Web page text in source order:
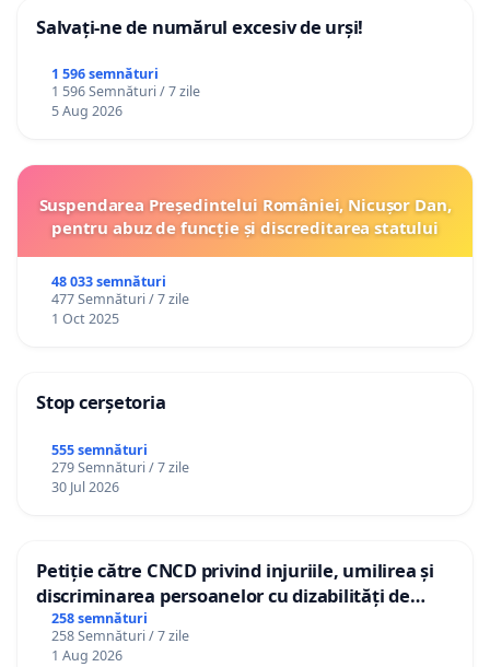
Salvați-ne de numărul excesiv de urși!
1 596 semnături
1 596 Semnături / 7 zile
5 Aug 2026
Suspendarea Președintelui României, Nicușor Dan,
pentru abuz de funcție și discreditarea statului
48 033 semnături
477 Semnături / 7 zile
1 Oct 2025
Stop cerșetoria
555 semnături
279 Semnături / 7 zile
30 Jul 2026
Petiție către CNCD privind injuriile, umilirea și
discriminarea persoanelor cu dizabilități de
către utilizatorul TikTok „Gorici”
258 semnături
258 Semnături / 7 zile
1 Aug 2026